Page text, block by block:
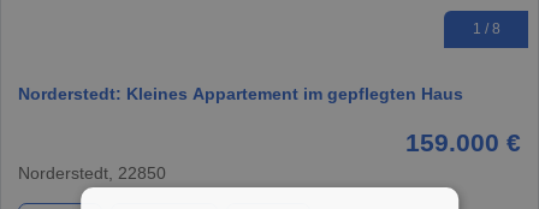
1 / 8
Norderstedt: Kleines Appartement im gepflegten Haus
159.000 €
Norderstedt, 22850